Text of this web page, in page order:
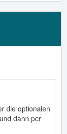
die optionalen
dann per